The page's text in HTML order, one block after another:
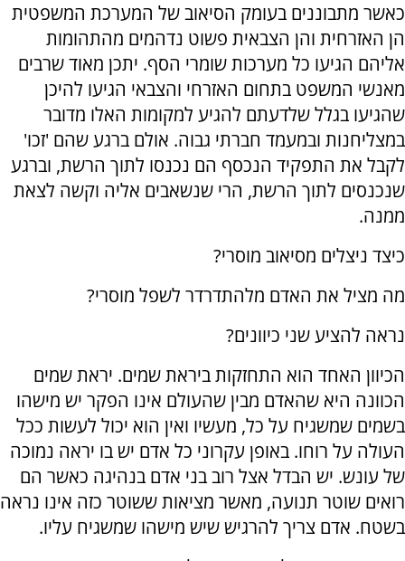
כאשר מתבוננים בעומק הסיאוב של המערכת המשפטית
הן האזרחית והן הצבאית פשוט נדהמים מהתהומות
אליהם הגיעו כל מערכות שומרי הסף. יתכן מאוד שרבים
מאנשי המשפט בתחום האזרחי והצבאי הגיעו להיכן
שהגיעו בגלל שלדעתם להגיע למקומות האלו מדובר
במצליחנות ובמעמד חברתי גבוה. אולם ברגע שהם 'זכו'
לקבל את התפקיד הנכסף הם נכנסו לתוך הרשת, וברגע
שנכנסים לתוך הרשת, הרי שנשאבים אליה וקשה לצאת
ממנה.
כיצד ניצלים מסיאוב מוסרי?
מה מציל את האדם מלהתדרדר לשפל מוסרי?
נראה להציע שני כיוונים?
הכיוון האחד הוא התחזקות ביראת שמים. יראת שמים
הכוונה היא שהאדם מבין שהעולם אינו הפקר יש מישהו
בשמים שמשגיח על כל, מעשיו ואין הוא יכול לעשות ככל
העולה על רוחו. באופן עקרוני כל אדם יש בו יראה נמוכה
של עונש. יש הבדל אצל רוב בני אדם בנהיגה כאשר הם
רואים שוטר תנועה, מאשר מציאות ששוטר כזה אינו נראה
בשטח. אדם צריך להרגיש שיש מישהו שמשגיח עליו.